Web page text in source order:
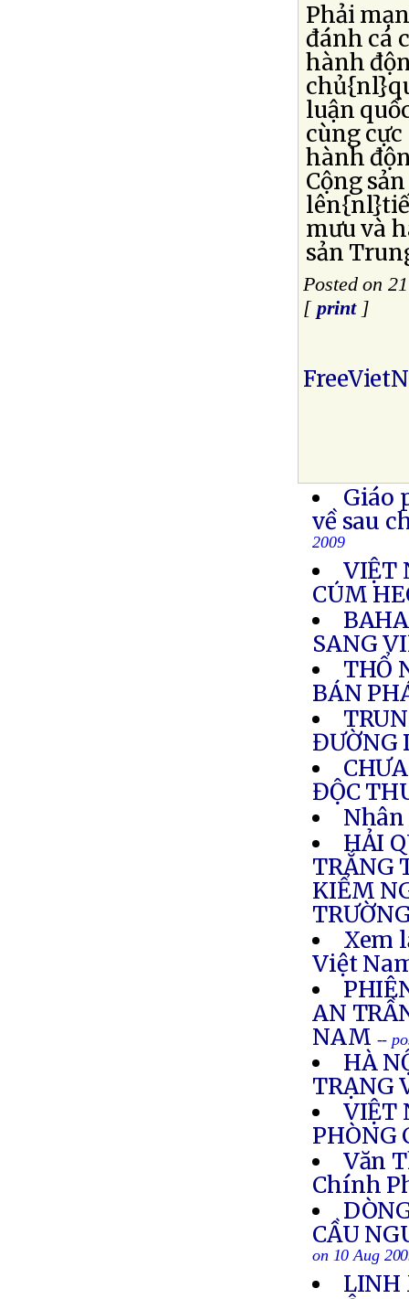
Phải
đánh cá
hành
luận
cùng
hành
Cộng
mưu và
sản
Posted on
[ print]
Giáo
về sau
2009
VIỆT
CÚM
SANG
THỔ
BÁN
ĐƯỜNG
ĐỘC
Nhân
HẢI
TRẮNG
KIỂM
Xem
Việt
AN
NAM --
HÀ
TRẠNG
VIỆT
PHÒNG
Văn
Chính
CẦU
on 10 Aug
LINH